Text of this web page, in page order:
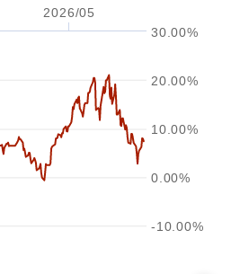
2026/05
-10.00%
0.00%
10.00%
20.00%
30.00%
-%